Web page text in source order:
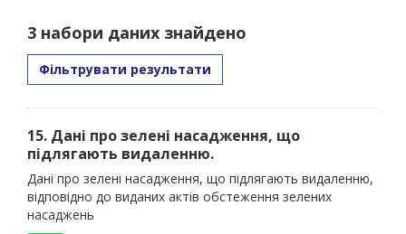
3 набори даних знайдено
Фільтрувати результати
15. Дані про зелені насадження, що
підлягають видаленню.
Дані про зелені насадження, що підлягають видаленню,
відповідно до виданих актів обстеження зелених
насаджень